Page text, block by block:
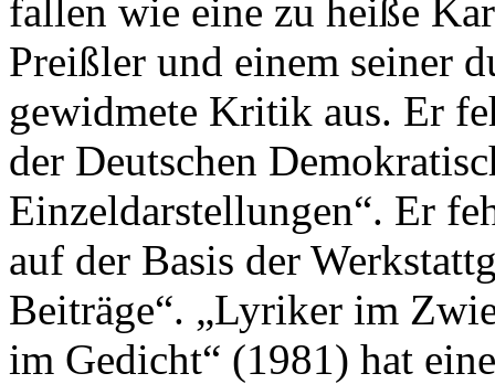
fallen wie eine zu heiße
Preißler und einem seiner
gewidmete Kritik aus. Er
der Deutschen
Einzeldarstellungen“. Er
auf der Basis der
Beiträge“. „Lyriker im
im Gedicht“ (1981) hat